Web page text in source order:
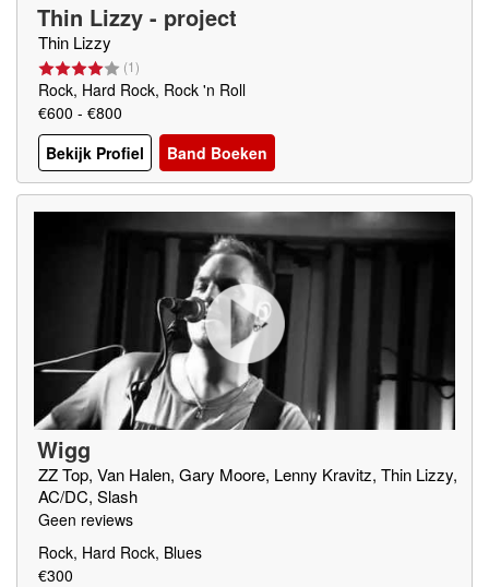
Thin Lizzy - project
Thin Lizzy
(1)
Rock, Hard Rock, Rock 'n Roll
€600 - €800
Bekijk Profiel
Band Boeken
Wigg
ZZ Top, Van Halen, Gary Moore, Lenny Kravitz, Thin Lizzy,
AC/DC, Slash
Geen reviews
Rock, Hard Rock, Blues
€300